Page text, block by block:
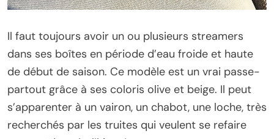
Il faut toujours avoir un ou plusieurs streamers
dans ses boîtes en période d’eau froide et haute
de début de saison. Ce modèle est un vrai passe-
partout grâce à ses coloris olive et beige. Il peut
s’apparenter à un vairon, un chabot, une loche, très
recherchés par les truites qui veulent se refaire